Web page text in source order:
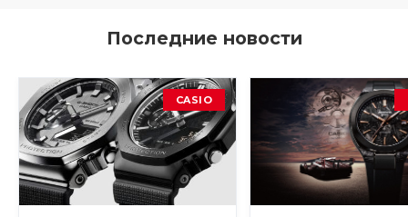
Последние новости
CASIO